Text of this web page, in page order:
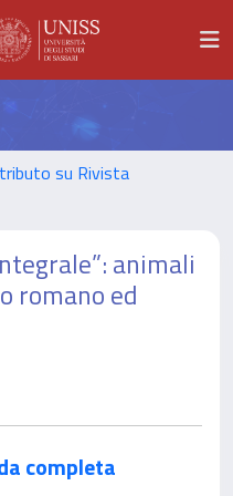
su Rivista
animali
romano ed
completa